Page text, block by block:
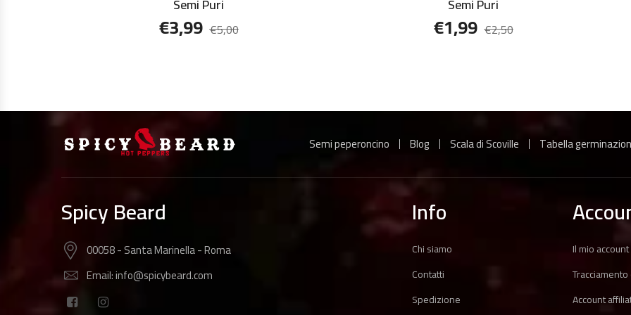
Semi Puri
€5,00
€3,99
Semi Puri
€2,50
€1,99
Semi peperoncino Blog Scala di Scoville Tabella
Spicy Beard
00058 - Santa Marinella - Roma
Email: info@spicybeard.com
Info
Chi siamo
Contatti
Spedizione
Il mio account
Account